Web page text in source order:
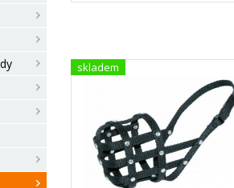
skladem